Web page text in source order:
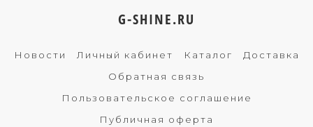
G-SHINE.RU
Новости Личный кабинет Каталог
Доставка
Обратная связь
Пользовательское соглашение
Публичная оферта